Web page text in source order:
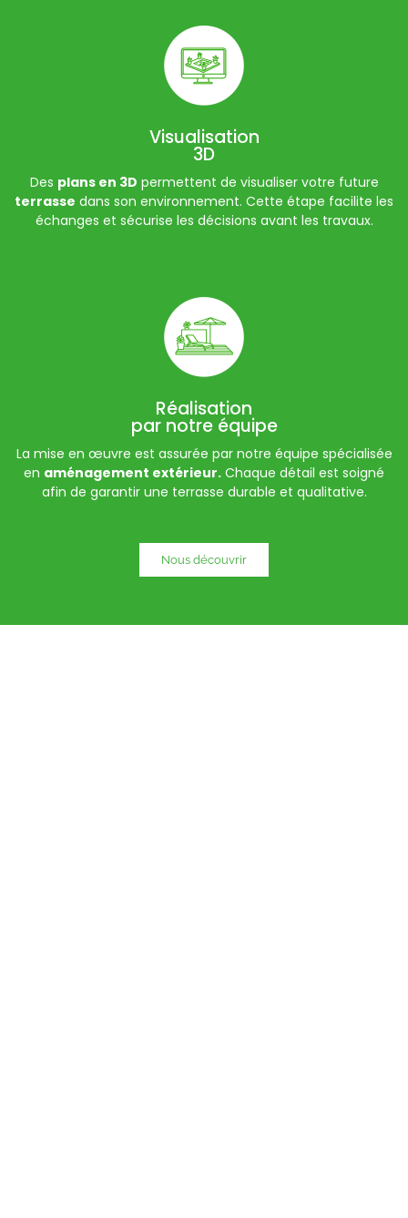
Visualisation
3D
Des plans en 3D permettent de visualiser votre future
terrasse dans son environnement. Cette étape facilite les
échanges et sécurise les décisions avant les travaux.
Réalisation
par notre équipe
La mise en œuvre est assurée par notre équipe spécialisée
en aménagement extérieur. Chaque détail est soigné
afin de garantir une terrasse durable et qualitative.
Nous découvrir